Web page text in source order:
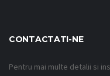
CONTACTATI-NE
Pentru mai multe detalii si